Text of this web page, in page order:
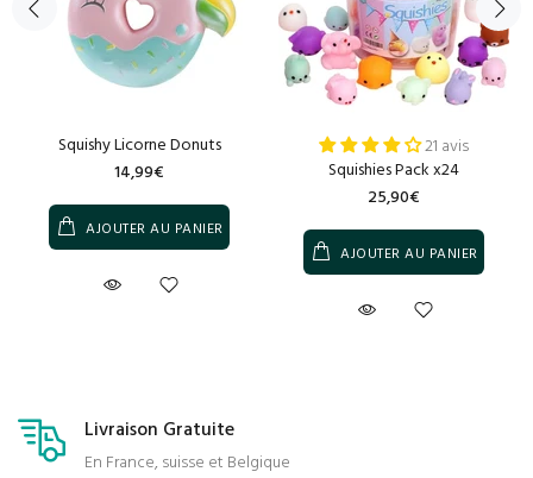
Squishy Licorne Donuts
14,99€
AJOUTER AU PANIER
21 avis
Squishies Pack x24
25,90€
AJOUTER AU PANIER
Livraison Gratuite
En France, suisse et Belgique